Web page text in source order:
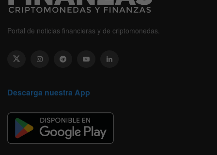
Portal de noticias financieras y de criptomonedas.
Descarga nuestra App